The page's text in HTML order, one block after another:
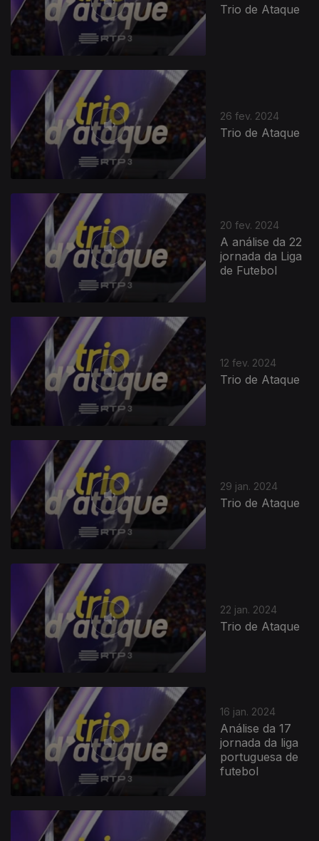
Trio de Ataque
26 fev. 2024
Trio de Ataque
20 fev. 2024
A análise da 22
jornada da Liga
de Futebol
12 fev. 2024
Trio de Ataque
29 jan. 2024
Trio de Ataque
22 jan. 2024
Trio de Ataque
16 jan. 2024
Análise da 17
jornada da liga
portuguesa de
futebol